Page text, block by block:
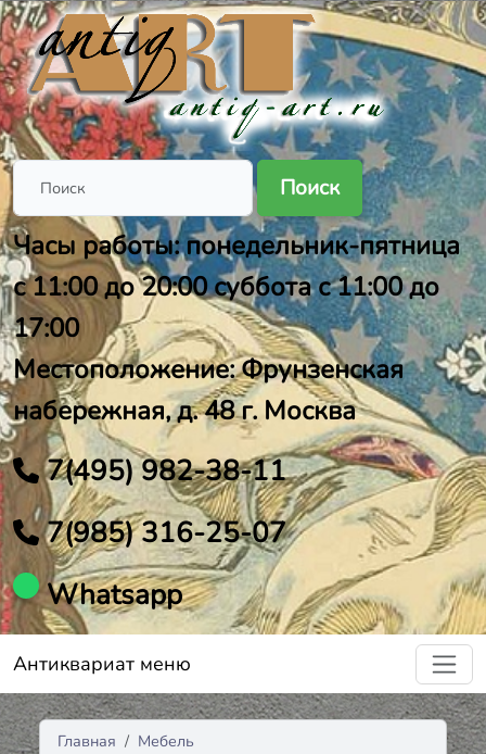
Поиск
Часы работы: понедельник-пятница
с 11:00 до 20:00 суббота с 11:00 до
17:00
Местоположение: Фрунзенская
набережная, д. 48 г. Москва
7(495) 982-38-11
7(985) 316-25-07
Whatsapp
Антиквариат меню
Главная
Мебель